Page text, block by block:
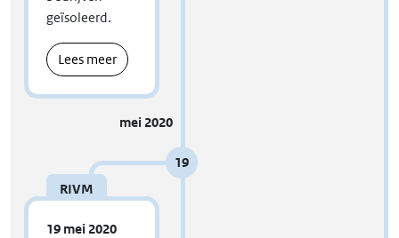
geïsoleerd.
Lees meer
mei 2020
19
RIVM
19 mei 2020